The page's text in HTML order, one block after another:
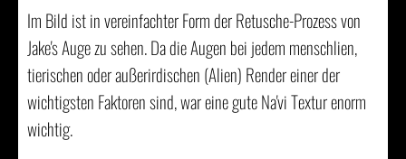
Im Bild ist in vereinfachter Form der Retusche-Prozess von
Jake's Auge zu sehen. Da die Augen bei jedem menschlien,
tierischen oder außerirdischen (Alien) Render einer der
wichtigsten Faktoren sind, war eine gute Na'vi Textur enorm
wichtig.